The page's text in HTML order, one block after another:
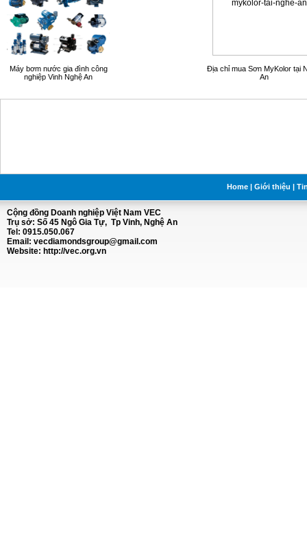
Máy bơm nước gia đình công
nghiệp Vinh Nghệ An
Địa chỉ mua Sơn MyKolor tại
An
Home| Giới thiệu |
Cộng đồng Doanh nghiệp Việt Nam VEC
Trụ sở: Số 45 Ngô Gia Tự, Tp Vinh, Nghệ An
Tel: 0915.050.067
Email: vecdiamondsgroup@gmail.com
Website: http://vec.org.vn